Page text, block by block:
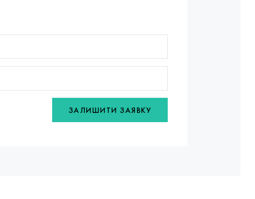
ЗАЛИШИТИ ЗАЯВКУ